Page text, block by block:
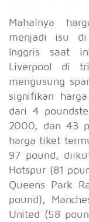
Mahalnya
menjadi isu di
Inggris saat
Liverpool di
mengusung
signifikan
dari 4
2000, dan 43
harga tiket
97 pound,
Hotspur (81
Queens Park
pound),
United (58